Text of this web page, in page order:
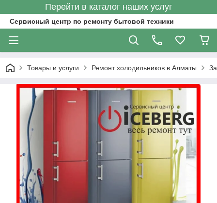
Перейти в каталог наших услуг
Сервисный центр по ремонту бытовой техники
Товары и услуги Ремонт холодильников в Алматы